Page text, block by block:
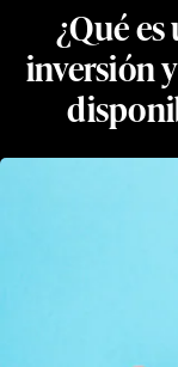
¿Qué
inversión